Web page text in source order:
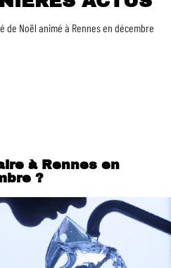
à Rennes en
?